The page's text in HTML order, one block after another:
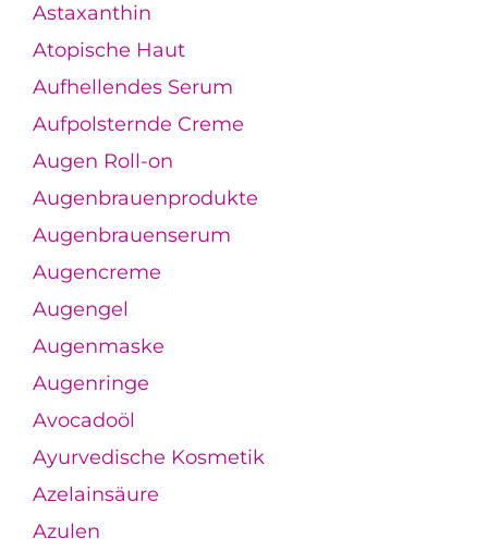
Astaxanthin
Atopische Haut
Aufhellendes Serum
Aufpolsternde Creme
Augen Roll-on
Augenbrauenprodukte
Augenbrauenserum
Augencreme
Augengel
Augenmaske
Augenringe
Avocadoöl
Ayurvedische Kosmetik
Azelainsäure
Azulen